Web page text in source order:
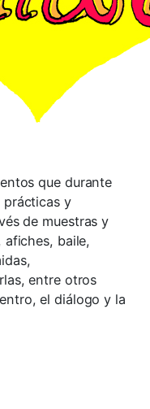
que durante
prácticas y
de muestras y
afiches, baile,
entre otros
el diálogo y la